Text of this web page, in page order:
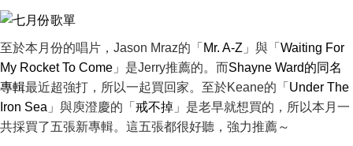
至於本月份的唱片，Jason Mraz的「 Mr. A-Z 」與「 Waiting For
My Rocket To Come 」是Jerry推薦的。而Shayne Ward的同名
專輯最近超強打，所以一起買回家。至於Keane的「 Under The
Iron Sea 」與庾澄慶的「 戒不掉 」是老早就想買的，所以本月一
共採買了五張新專輯。這五張都很好聽，強力推薦～